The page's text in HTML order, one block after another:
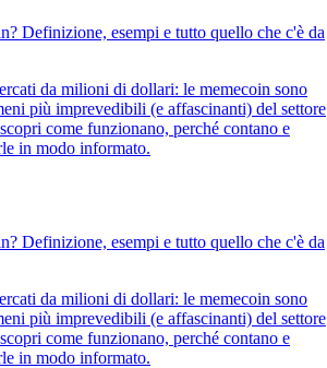
Definizione, esempi e tutto quello che c'è da
da milioni di dollari: le memecoin sono
più imprevedibili (e affascinanti) del settore
come funzionano, perché contano e
in modo informato.
Definizione, esempi e tutto quello che c'è da
da milioni di dollari: le memecoin sono
più imprevedibili (e affascinanti) del settore
come funzionano, perché contano e
in modo informato.